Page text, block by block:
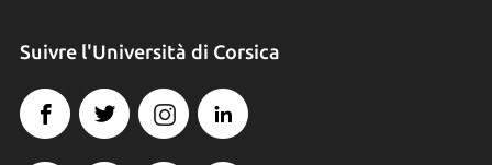
Suivre l'Università di Corsica